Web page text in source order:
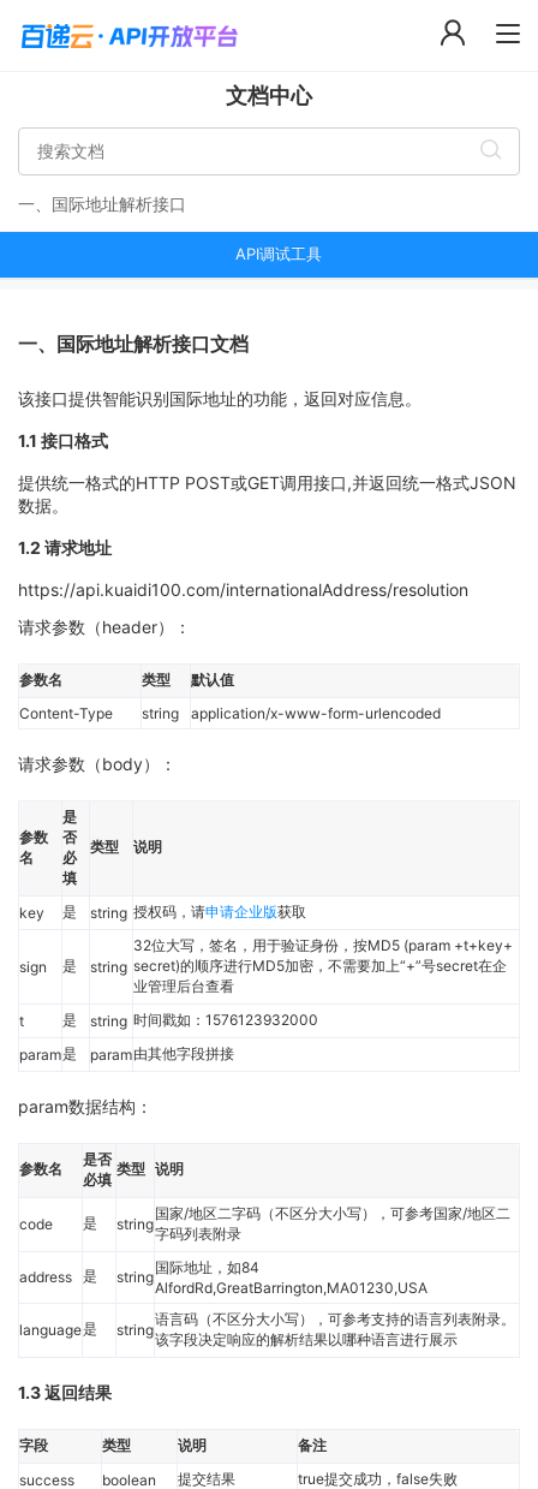
文档中心
一、国际地址解析接口
API调试工具
一、国际地址解析接口文档
该接口提供智能识别国际地址的功能，返回对应信息。
1.1 接口格式
提供统一格式的HTTP POST或GET调用接口,并返回统一格式JSON
数据。
1.2 请求地址
https://api.kuaidi100.com/internationalAddress/resolution
请求参数（header）：
参数名 类型
默认值
Content-Type
string application/x-www-form-urlencoded
请求参数（body）：
参数
名
是
否
必
填
类型 说明
key 是 string 授权码，请申请企业版获取
sign 是 string
32位大写，签名，用于验证身份，按MD5 (param +t+key+
secret)的顺序进行MD5加密，不需要加上“+”号secret在企
业管理后台查看
t
是 string 时间戳如：1576123932000
param是 param由其他字段拼接
param数据结构：
参数名
是否
必填
类型 说明
code 是 string
国家/地区二字码（不区分大小写），可参考国家/地区二
字码列表附录
address 是 string
国际地址，如84
AlfordRd,GreatBarrington,MA01230,USA
language是 string
语言码（不区分大小写），可参考支持的语言列表附录。
该字段决定响应的解析结果以哪种语言进行展示
1.3 返回结果
字段 类型 说明
备注
success
boolean 提交结果
true提交成功，false失败